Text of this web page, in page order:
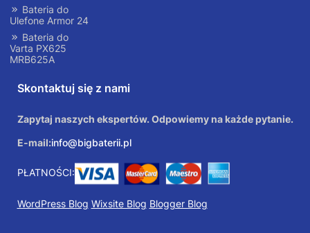
Bateria do
Ulefone Armor 24
Bateria do
Varta PX625
MRB625A
Skontaktuj się z nami
Zapytaj naszych ekspertów. Odpowiemy na każde pytanie.
E-mail:info@bigbaterii.pl
PŁATNOŚCI:
WordPress Blog Wixsite Blog Blogger Blog